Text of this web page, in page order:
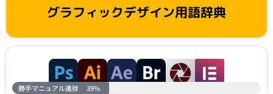
グラフィックデザイン用語辞典
勝手マニュアル進捗 39%